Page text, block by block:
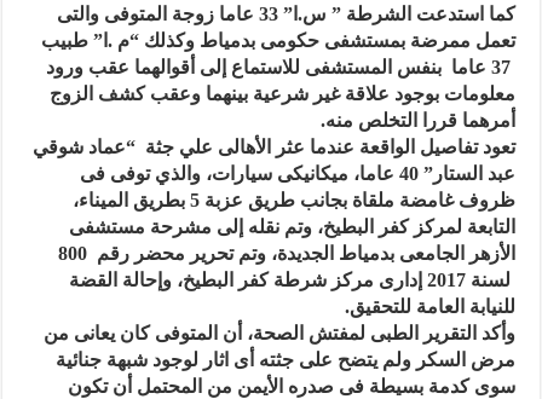
كما استدعت الشرطة ” س.ا” 33 عاما زوجة المتوفى والتى
تعمل ممرضة بمستشفى حكومى بدمياط وكذلك “م .ا” طبيب
37 عاما بنفس المستشفى للاستماع إلى أقوالهما عقب ورود
معلومات بوجود علاقة غير شرعية بينهما وعقب كشف الزوج
أمرهما قررا التخلص منه.
تعود تفاصيل الواقعة عندما عثر الأهالى علي جثة “عماد شوقي
عبد الستار” 40 عاما، ميكانيكى سيارات، والذي توفى فى
ظروف غامضة ملقاة بجانب طريق عزبة 5 بطريق الميناء،
التابعة لمركز كفر البطيخ، وتم نقله إلى مشرحة مستشفى
الأزهر الجامعى بدمياط الجديدة، وتم تحرير محضر رقم 800
لسنة 2017 إدارى مركز شرطة كفر البطيخ، وإحالة القضة
للنيابة العامة للتحقيق.
وأكد التقرير الطبى لمفتش الصحة، أن المتوفى كان يعانى من
مرض السكر ولم يتضح على جثته أى اثار لوجود شبهة جنائية
سوى كدمة بسيطة فى صدره الأيمن من المحتمل أن تكون